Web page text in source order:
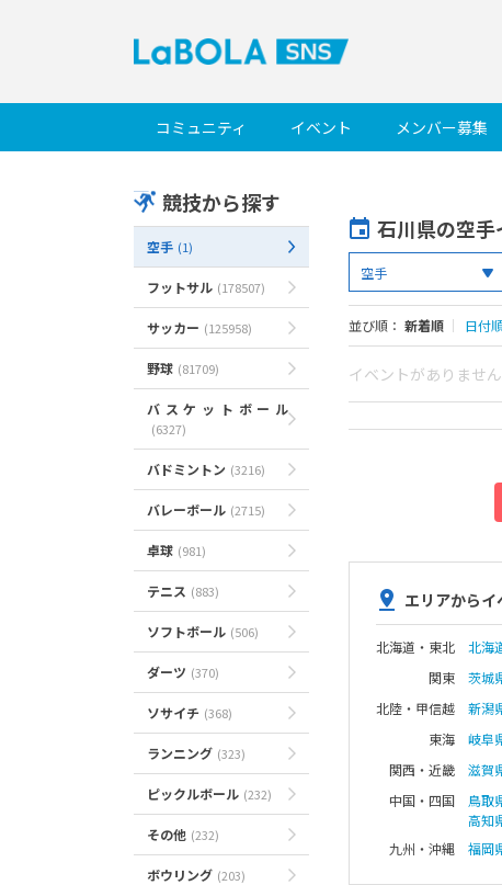
コミュニティ イベント メンバー募集
競技から探す
空手 (1)
フットサル (178507)
サッカー (125958)
野球 (81709)
バスケットボール
(6327)
バドミントン (3216)
バレーボール (2715)
卓球 (981)
テニス (883)
ソフトボール (506)
ダーツ (370)
ソサイチ (368)
ランニング (323)
ピックルボール (232)
その他 (232)
ボウリング (203)
石川県の空手
並び順： 新着順 ｜ 日付
イベントがありません
エリアから
北海道・東北 北海
関東
茨城
北陸・甲信越
新潟
東海
岐阜
関西・近畿
滋賀
中国・四国
鳥取
高知
九州・沖縄
福岡